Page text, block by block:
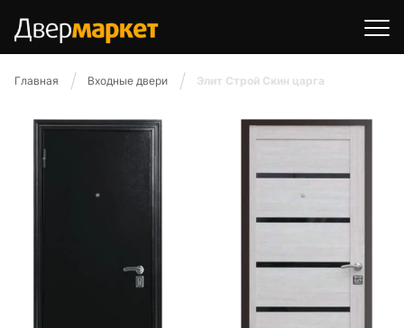
Главная Входные двери Элит Строй Скин царга